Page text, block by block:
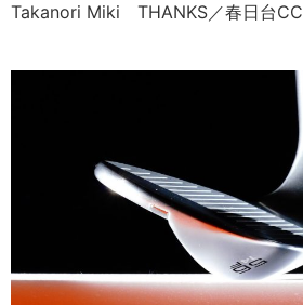
Takanori Miki THANKS／春日台CC